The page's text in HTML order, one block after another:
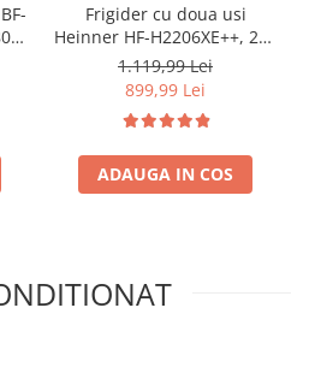
Frigider cu doua usi
Heinner HF-H2206XE++, 206
l, Clasa E, lumina LED, 3
rafturi de sticla, H 143 cm,
Inox
1.119,99 Lei
899,99 Lei
ADAUGA IN COS